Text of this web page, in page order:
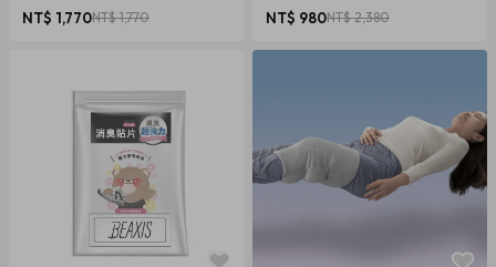
NT$ 1,770NT$ 1,770 NT$ 980NT$ 2,380